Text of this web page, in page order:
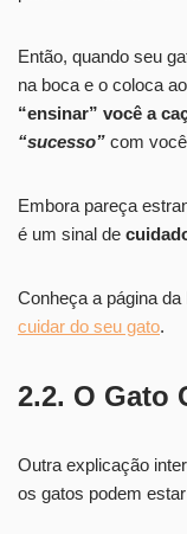
Então, quando seu
na boca e o coloca
“ensinar” você a
“sucesso” com
Embora pareça
é um sinal de
Conheça a página
cuidar do seu gato.
2.2. O Gato
Outra explicação
os gatos podem